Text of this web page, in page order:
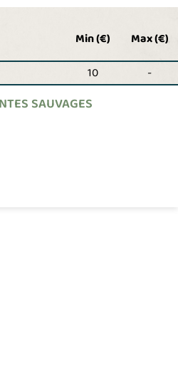
Min (€)
Max (€)
10 -
SAUVAGES